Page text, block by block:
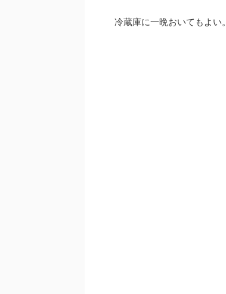
冷蔵庫に一晩おいてもよい。